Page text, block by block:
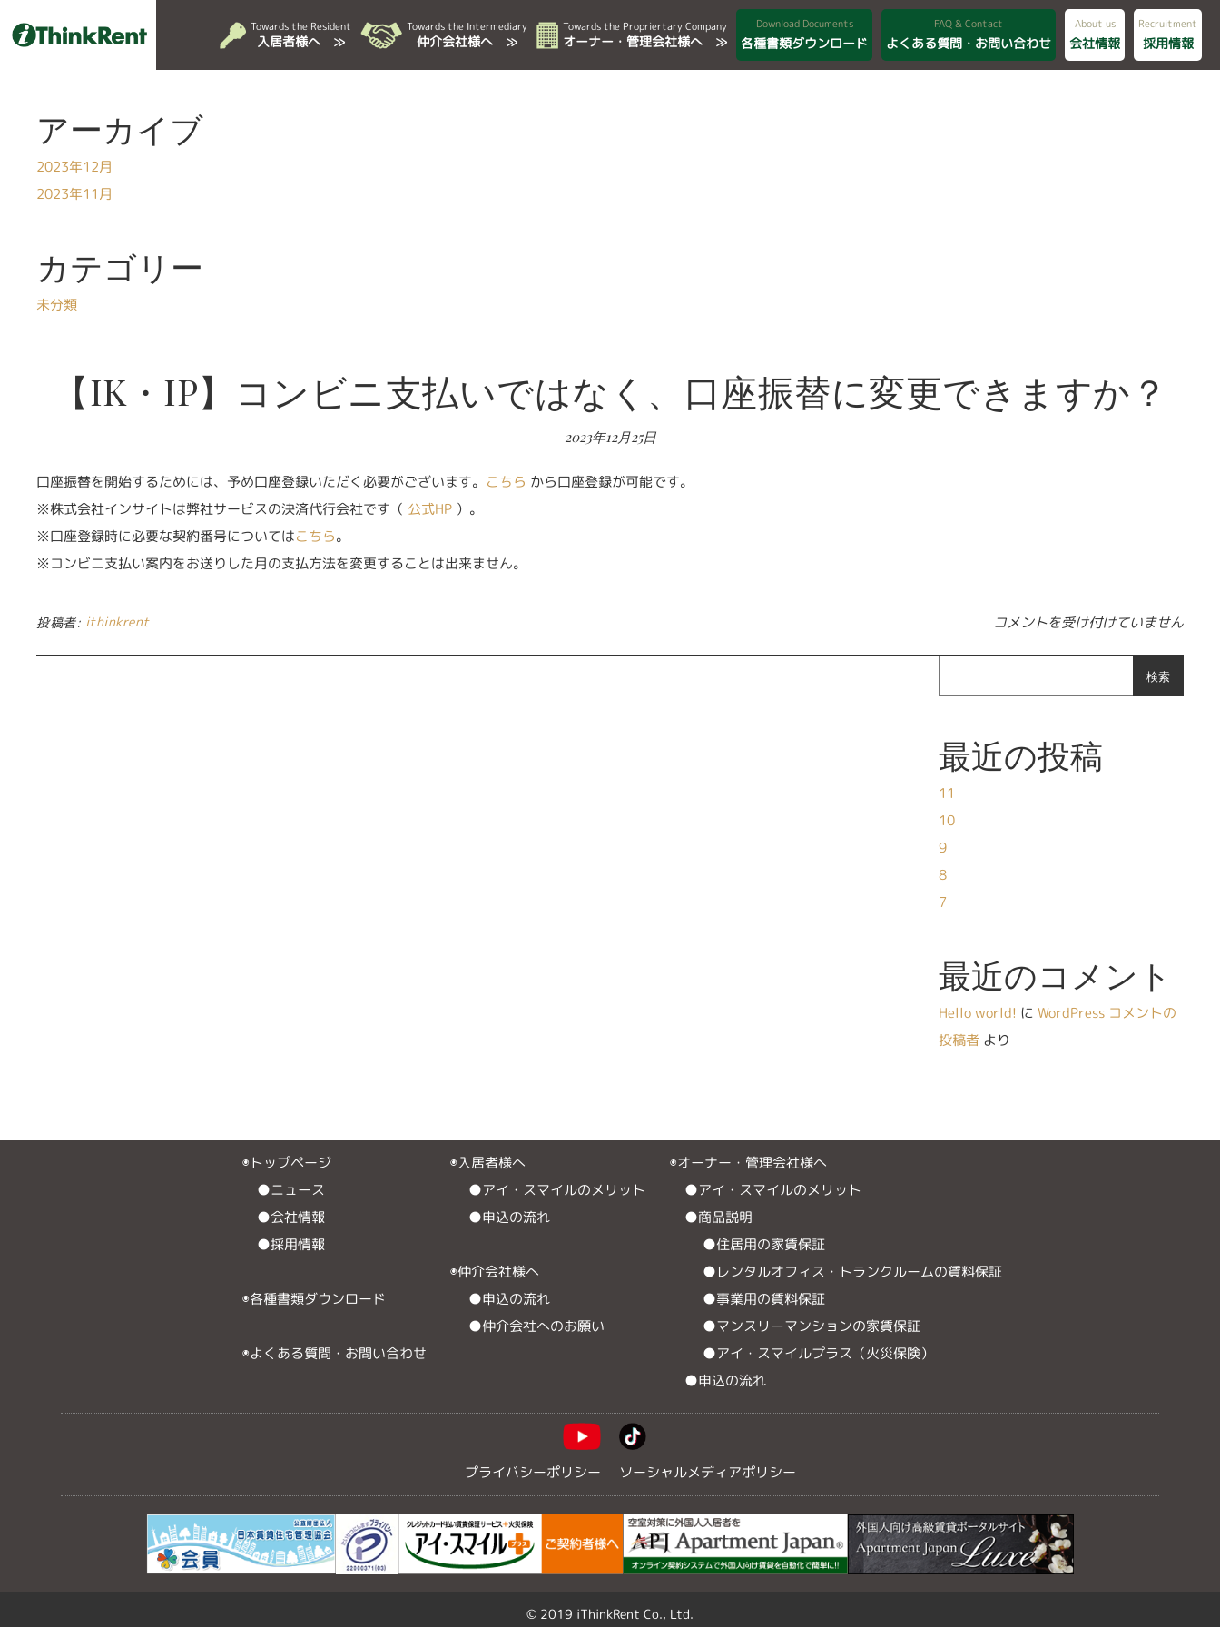
Towards the Resident
入居者様へ ≫
Towards the Intermediary
仲介会社様へ ≫
Towards the Propriertary Company
オーナー・管理会社様へ ≫
Download Documents
各種書類ダウンロード
FAQ & Contact
よくある質問・お問い合わせ
About us
会社情報
Recruitment
採用情報
アーカイブ
2023年12月
2023年11月
カテゴリー
未分類
【IK・IP】コンビニ支払いではなく、口座振替に変更できますか？
2023年12月25日
口座振替を開始するためには、予め口座登録いただく必要がございます。 こちら から口座登録が可能です。
※株式会社インサイトは弊社サービスの決済代行会社です（ 公式HP ）。
※口座登録時に必要な契約番号についてはこちら。
※コンビニ支払い案内をお送りした月の支払方法を変更することは出来ません。
投稿者: ithinkrent 【IK・IP】コンビニ支払いではなく
コメントを受け付けていません
検索
最近の投稿
11
10
9
8
7
最近のコメント
Hello world! に WordPress コメントの
投稿者 より
◉トップページ
●ニュース
●会社情報
●採用情報
◉各種書類ダウンロード
◉よくある質問・お問い合わせ
◉入居者様へ
●アイ・スマイルのメリット
●申込の流れ
◉仲介会社様へ
●申込の流れ
●仲介会社へのお願い
◉オーナー・管理会社様へ
●アイ・スマイルのメリット
●商品説明
●住居用の家賃保証
●レンタルオフィス・トランクルームの賃料保証
●事業用の賃料保証
●マンスリーマンションの家賃保証
●アイ・スマイルプラス（火災保険）
●申込の流れ
プライバシーポリシー ソーシャルメディアポリシー
© 2019 iThinkRent Co., Ltd.